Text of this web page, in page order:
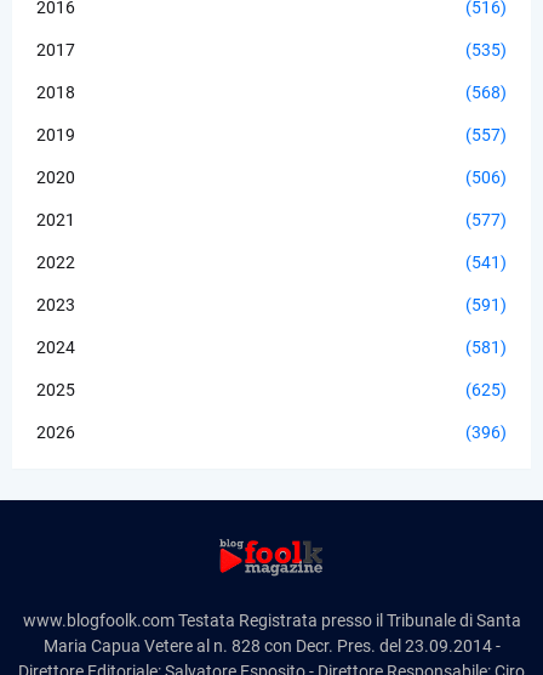
2016 (516)
2017 (535)
2018 (568)
2019 (557)
2020 (506)
2021 (577)
2022 (541)
2023 (591)
2024 (581)
2025 (625)
2026 (396)
www.blogfoolk.com Testata Registrata presso il Tribunale di Santa
Maria Capua Vetere al n. 828 con Decr. Pres. del 23.09.2014 -
Direttore Editoriale: Salvatore Esposito - Direttore Responsabile: Ciro